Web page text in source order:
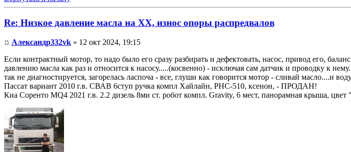
Re: Низкое давление масла на ХХ, износ опоры распредвалов
Александр332vk » 12 окт 2024, 19:15
Если контрактный мотор, то надо было его сразу разбирать и дефектовать, насос, привод его,
давлению масла как раз и относится к насосу.....(косвенно) - исключая сам датчик и проводку к
так не диагностируется, загорелась ласпоча - все, глуши как говорится мотор - сливай масло....и
Пассат вариант 2010 г.в. СВАВ 6ступ ручка компл Хайлайн, РНС-510, ксенон, - ПРОДАН!
Киа Соренто MQ4 2021 г.в. 2.2 дизель 8ми ст. робот компл. Gravity, 6 мест, панорамная крыша,